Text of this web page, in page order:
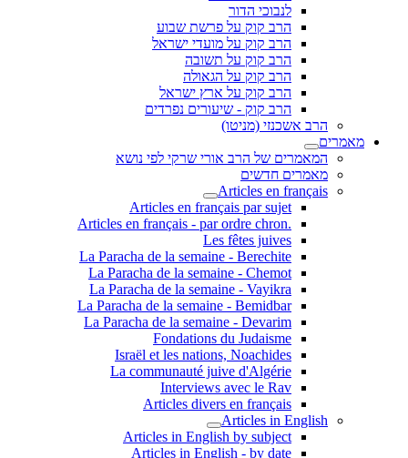
לנבוכי הדור
הרב קוק על פרשת שבוע
הרב קוק על מועדי ישראל
הרב קוק על תשובה
הרב קוק על הגאולה
הרב קוק על ארץ ישראל
הרב קוק - שיעורים נפרדים
הרב אשכנזי (מניטו)
מאמרים
המאמרים של הרב אורי שרקי לפי נושא
מאמרים חדשים
Articles en français
Articles en français par sujet
.Articles en français - par ordre chron
Les fêtes juives
La Paracha de la semaine - Berechite
La Paracha de la semaine - Chemot
La Paracha de la semaine - Vayikra
La Paracha de la semaine - Bemidbar
La Paracha de la semaine - Devarim
Fondations du Judaisme
Israël et les nations, Noachides
La communauté juive d'Algérie
Interviews avec le Rav
Articles divers en français
Articles in English
Articles in English by subject
Articles in English - by date